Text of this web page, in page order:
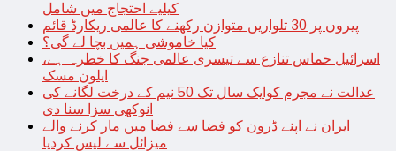
کیلیے احتجاج میں شامل
پیروں پر 30 تلواریں متوازن رکھنے کا عالمی ریکارڈ قائم
کیا خاموشی ہمیں بچا لے گی؟
اسرائیل حماس تنازع سے تیسری عالمی جنگ کا خطرہ ہے،
ایلون مسک
عدالت نے مجرم کوایک سال تک 50 نیم کے درخت لگانے کی
انوکھی سزا سنا دی
ایران نے اپنے ڈرون کو فضا سے فضا میں مار کرنے والے
میزائل سے لیس کردیا